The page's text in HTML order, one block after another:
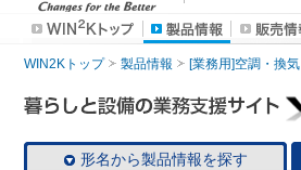
WIN2Kトップ 製品情報 [業務用]空調・換気
形名から製品情報を探す